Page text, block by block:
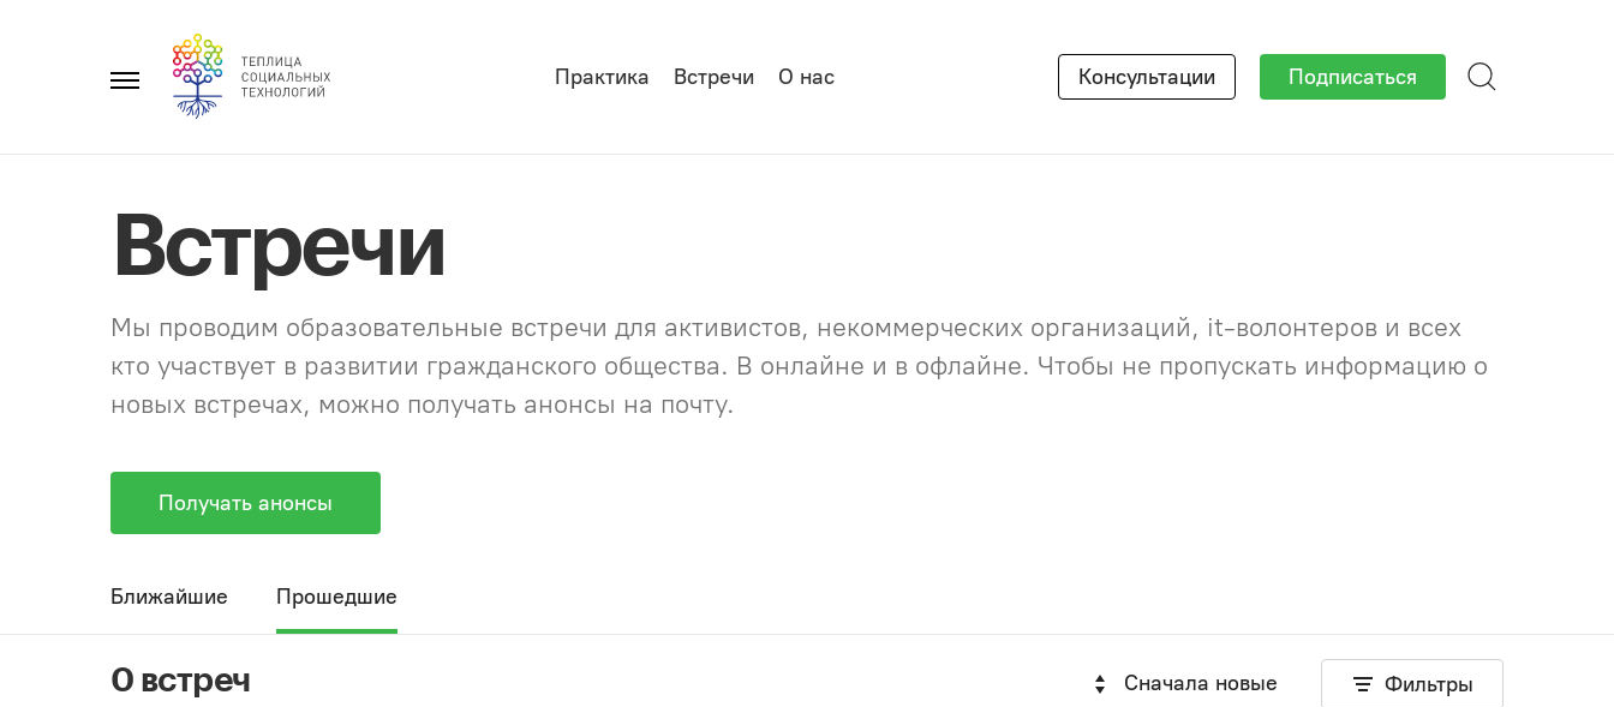
Главное
Практика Встречи О нас Консультации Подписаться
Встречи
Мы проводим образовательные встречи для активистов, некоммерческих организаций, it-волонтеров и всех
кто участвует в развитии гражданского общества. В онлайне и в офлайне. Чтобы не пропускать информацию о
новых встречах, можно получать анонсы на почту.
Получать анонсы
Ближайшие Прошедшие
0 встреч Сначала новые Фильтры